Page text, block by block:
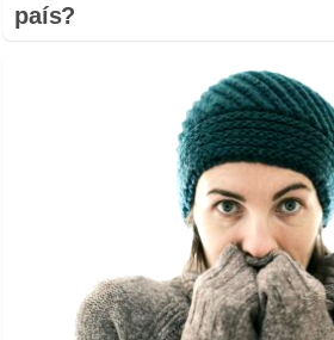
país?